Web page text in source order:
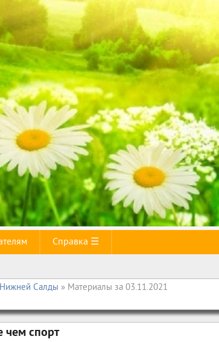
Справка ☰
Нижней Салды » Материалы за 03.11.2021
чем спорт